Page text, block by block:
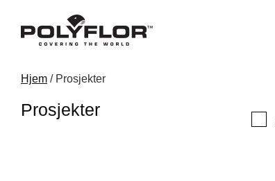
Hjem / Prosjekter
Prosjekter